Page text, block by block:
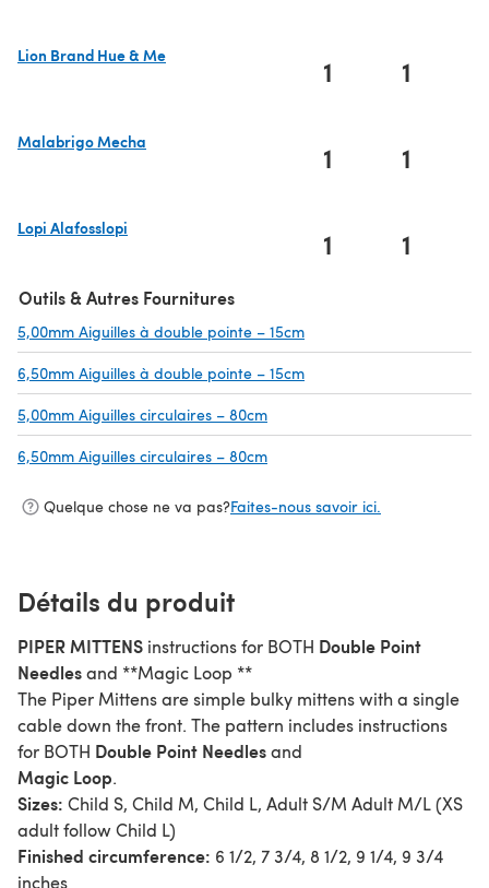
Lion Brand Hue & Me
1 1
Malabrigo Mecha
1 1
Lopi Alafosslopi
1 1
Outils & Autres Fournitures
5,00mm Aiguilles à double pointe – 15cm
6,50mm Aiguilles à double pointe – 15cm
5,00mm Aiguilles circulaires – 80cm
6,50mm Aiguilles circulaires – 80cm
Quelque chose ne va pas?Faites-nous savoir ici.
Détails du produit
PIPER MITTENS instructions for BOTH Double Point
Needlesand **Magic Loop **
The Piper Mittens are simple bulky mittens with a single
cable down the front. The pattern includes instructions
for BOTH Double Point Needlesand
Magic Loop.
Sizes: Child S, Child M, Child L, Adult S/M Adult M/L (XS
adult follow Child L)
Finished circumference: 6 1/2, 7 3/4, 8 1/2, 9 1/4, 9 3/4
inches